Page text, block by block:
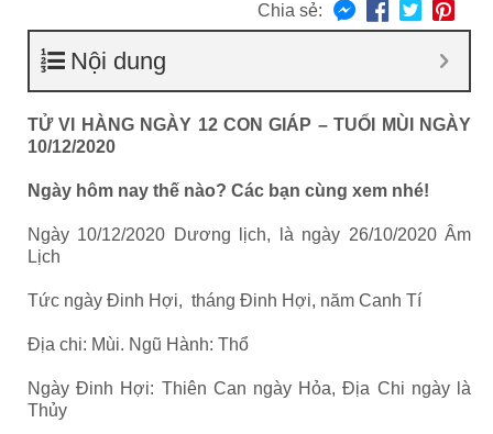
Chia sẻ:
Nội dung
TỬ VI HÀNG NGÀY 12 CON GIÁP – TUỔI MÙI NGÀY
10/12/2020
Ngày hôm nay thế nào? Các bạn cùng xem nhé!
Ngày 10/12/2020 Dương lịch, là ngày 26/10/2020 Âm
Lịch
Tức ngày Đinh Hợi, tháng Đinh Hợi, năm Canh Tí
Địa chi: Mùi. Ngũ Hành: Thổ
Ngày Đinh Hợi: Thiên Can ngày Hỏa, Địa Chi ngày là
Thủy